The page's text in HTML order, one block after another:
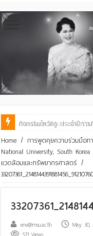
คณะสิ่งแวดล้อมฯ มมส ร่วม
Home / การพูดคุยความร่วมมือทา
National University, South
แวดล้อมและทรัพยากรศาสตร์ /
env@msu.ac.th May 30,